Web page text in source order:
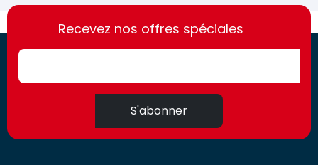
https://france-
access.fr
https://france-
access.fr
Recevez nos offres spéciales
S'abonner